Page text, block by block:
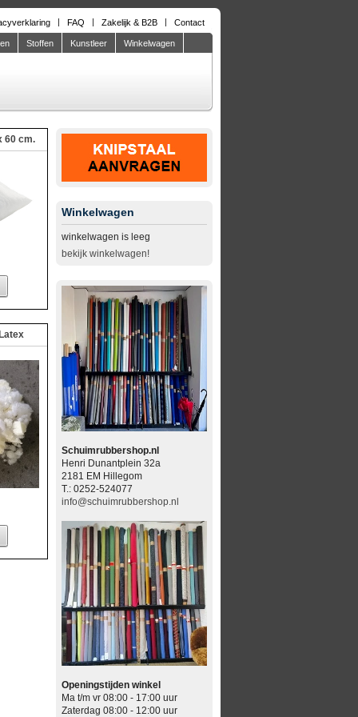
FAQ Zakelijk & B2B Contact
Stoffen Kunstleer Winkelwagen
60 cm.
Winkelwagen
winkelwagen is leeg
bekijk winkelwagen!
Schuimrubbershop.nl
Henri Dunantplein 32a
2181 EM Hillegom
T.: 0252-524077
info@schuimrubbershop.nl
Openingstijden winkel
Ma t/m vr 08:00 - 17:00 uur
Zaterdag 08:00 - 12:00 uur